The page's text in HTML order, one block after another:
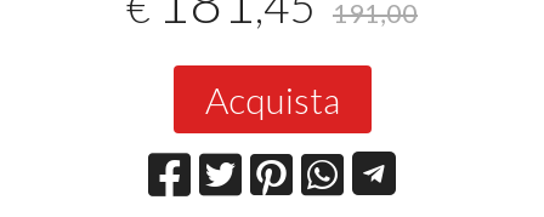
191,00
Acquista